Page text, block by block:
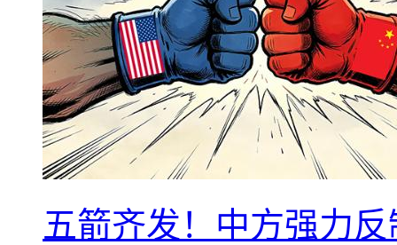
五箭齐发！中方强力